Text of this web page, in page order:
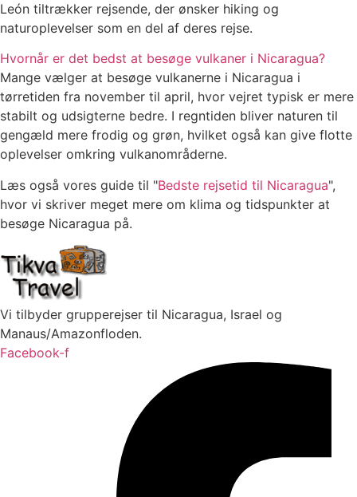
León tiltrækker rejsende, der ønsker hiking og
naturoplevelser som en del af deres rejse.
Hvornår er det bedst at besøge vulkaner i Nicaragua?
Mange vælger at besøge vulkanerne i Nicaragua i
tørretiden fra november til april, hvor vejret typisk er mere
stabilt og udsigterne bedre. I regntiden bliver naturen til
gengæld mere frodig og grøn, hvilket også kan give flotte
oplevelser omkring vulkanområderne.
Læs også vores guide til "Bedste rejsetid til Nicaragua",
hvor vi skriver meget mere om klima og tidspunkter at
besøge Nicaragua på.
Vi tilbyder grupperejser til Nicaragua, Israel og
Manaus/Amazonfloden.
Facebook-f